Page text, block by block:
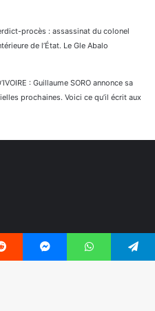
procès : assassinat du colonel
de l’État. Le Gle Abalo
: Guillaume SORO annonce sa
prochaines. Voici ce qu’il écrit aux
Messenger WhatsApp Telegram